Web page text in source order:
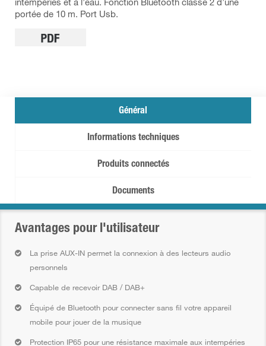
portée de 10 m. Port Usb.
Général
Informations techniques
Produits connectés
Documents
Avantages pour l'utilisateur
La prise AUX-IN permet la connexion à des lecteurs audio
personnels
Capable de recevoir DAB / DAB+
Équipé de Bluetooth pour connecter sans fil votre appareil
mobile pour jouer de la musique
Protection IP65 pour une résistance maximale aux intempéries